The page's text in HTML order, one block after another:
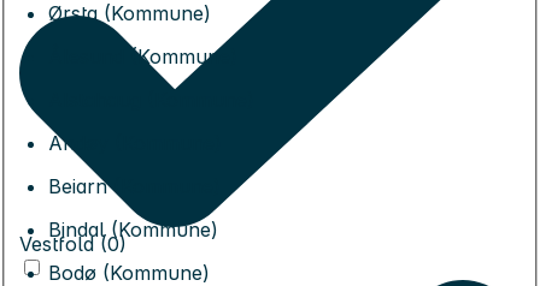
Ørsta (Kommune)
Ålesund (Kommune)
Andøy (Kommune)
Beiarn (Kommune)
Bindal (Kommune)
Bodø (Kommune)
Vestfold (0)